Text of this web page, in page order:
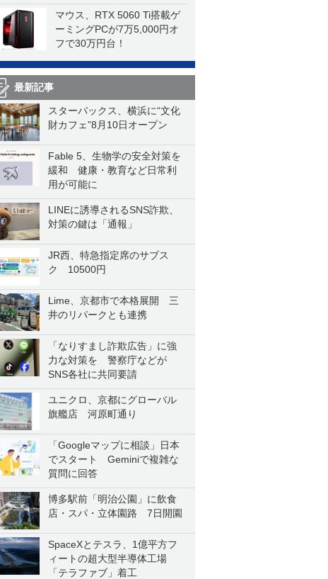
マウス、RTX 5060 Ti搭載ゲ
ーミングPCが7万5,000円オ
フで30万円台！
最新記事
スターバックス、横浜に“文化
財カフェ”8月10日オープン
Fable 5、生物学の安全対策を
緩和 健康・教育など日常利
用が可能に
LINEに誘導されるSNS詐欺、
対策の鍵は「通報」
JR西、特急指定席のサブス
ク 10500円
Lime、京都市で本格展開 三
井のリパークとも連携
「なりすまし詐欺広告」に強
力な対策を 警察庁などが
SNS各社に共同要請
ユニクロ、京都にグローバル
旗艦店 河原町通り
「Googleマップに相談」日本
でスタート Geminiで複雑な
質問に回答
博多駅前「明治公園」に飲食
店・スパ・立体園路 7日開園
SpaceXとテスラ、1億平方フ
ィートの超大型半導体工場
「テラファブ」着工